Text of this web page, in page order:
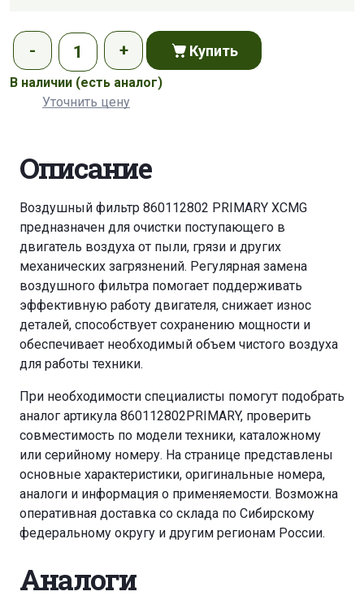
Купить
В наличии (есть аналог)
Уточнить цену
Описание
Воздушный фильтр 860112802 PRIMARY XCMG
предназначен для очистки поступающего в
двигатель воздуха от пыли, грязи и других
механических загрязнений. Регулярная замена
воздушного фильтра помогает поддерживать
эффективную работу двигателя, снижает износ
деталей, способствует сохранению мощности и
обеспечивает необходимый объем чистого воздуха
для работы техники.
При необходимости специалисты помогут подобрать
аналог артикула 860112802PRIMARY, проверить
совместимость по модели техники, каталожному
или серийному номеру. На странице представлены
основные характеристики, оригинальные номера,
аналоги и информация о применяемости. Возможна
оперативная доставка со склада по Сибирскому
федеральному округу и другим регионам России.
Аналоги